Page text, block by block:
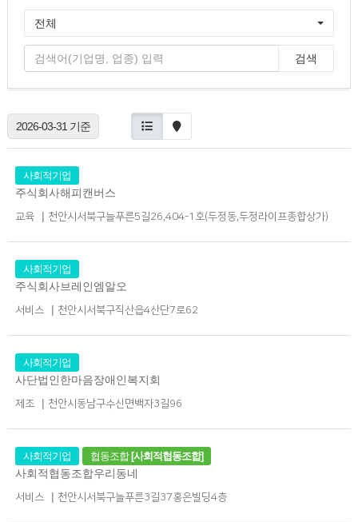
전체
검색
2026-03-31 기준
사회적기업
주식회사해피캔버스
교육 | 천안시서북구늘푸른5길26,404-1호(두정동,두정라이프종합상가)
사회적기업
주식회사브레인엠알오
서비스 | 천안시서북구직산읍4산단7로62
사회적기업
사단법인한마음장애인복지회
제조 | 천안시동남구수신면백자3길96
사회적기업 협동조합 [사회적협동조합]
사회적협동조합우리동네
서비스 | 천안시서북구늘푸른3길37홍은빌딩4층